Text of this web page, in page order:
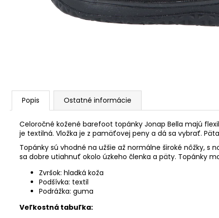
Popis Ostatné informácie
Celoročné kožené barefoot topánky Jonap Bella majú
je textilná. Vložka je z pamäťovej peny a dá sa vybrať.
Topánky sú vhodné na užšie až normálne široké nôžky,
sa dobre utiahnuť okolo úzkeho členka a päty. Topánky
Zvršok: hladká koža
Podšívka: textil
Podrážka: guma
Veľkostná tabuľka: